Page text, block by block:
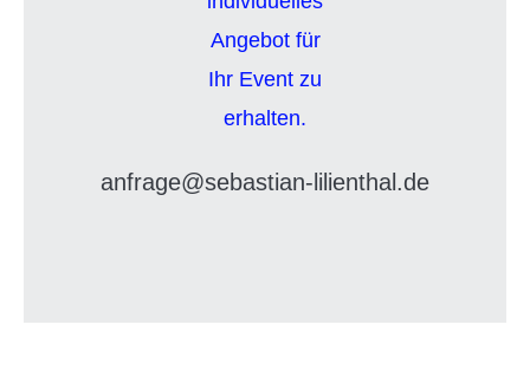
anfrage@sebastian-lilienthal.de